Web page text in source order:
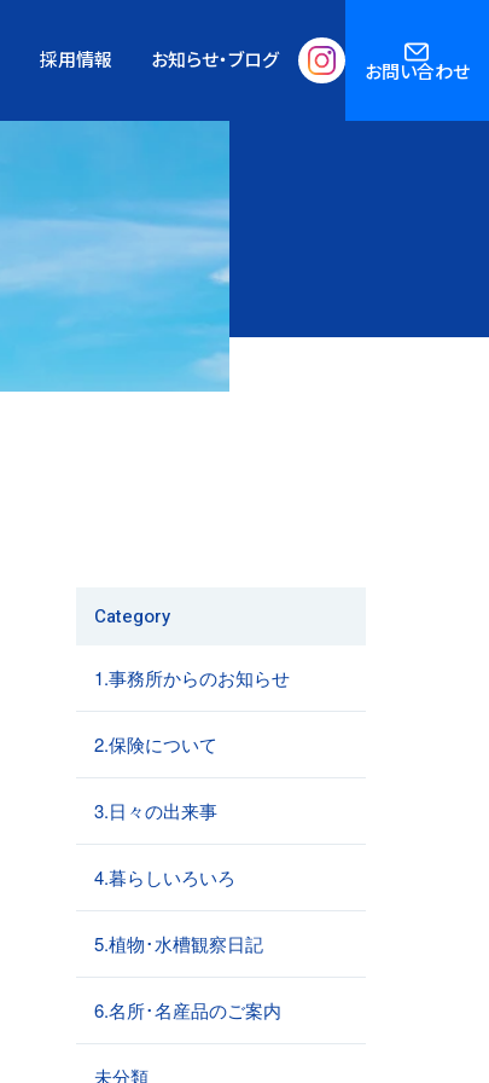
採用情報 お知らせ・ブログ お問い合わせ
Category
1.事務所からのお知らせ
2.保険について
3.日々の出来事
4.暮らしいろいろ
5.植物･水槽観察日記
6.名所･名産品のご案内
未分類